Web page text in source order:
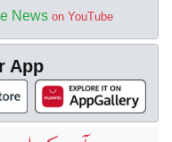
News on YouTube
App